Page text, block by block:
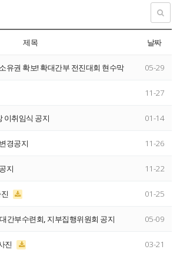
제목 날짜
유권 확보! 확대간부 전진대회 현수막 05-29
11-27
이취임식 공지 01-14
경공지 11-26
지 11-22
01-25
간부수련회, 지부집행위원회 공지 05-09
진 03-21